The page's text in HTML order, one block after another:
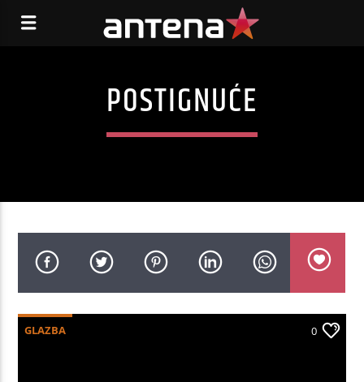
POSTIGNUĆE
GLAZBA 0